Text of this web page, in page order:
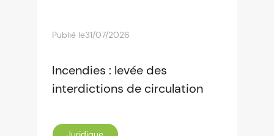
Publié le31/07/2026
Incendies : levée des
interdictions de circulation